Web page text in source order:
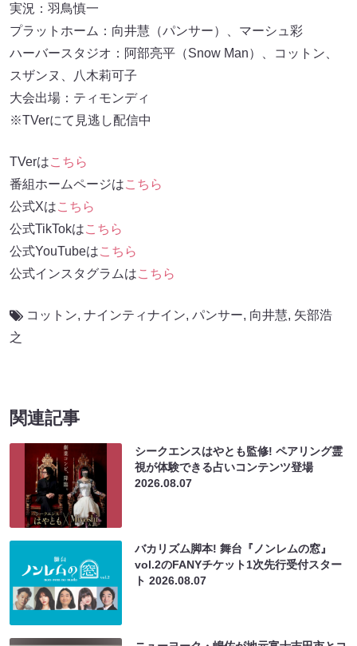
実況：羽鳥慎一
プラットホーム：向井慧（パンサー）、マーシュ彩
ハーバースタジオ：阿部亮平（Snow Man）、コットン、
スザンヌ、八木莉可子
大会出場：ティモンディ
※TVerにて見逃し配信中
TVerはこちら
番組ホームページはこちら
公式Xはこちら
公式TikTokはこちら
公式YouTubeはこちら
公式インスタグラムはこちら
コットン, ナインティナイン, パンサー, 向井慧, 矢部浩
之
関連記事
シークエンスはやとも監修! ペアリング霊
視が体験できる占いコンテンツ登場
2026.08.07
バカリズム脚本! 舞台『ノンレムの窓』
vol.2のFANYチケット1次先行受付スター
ト2026.08.07